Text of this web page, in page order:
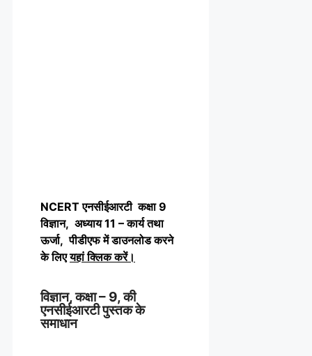
NCERT एनसीईआरटी कक्षा 9
विज्ञान, अध्याय 11 – कार्य तथा
ऊर्जा, पीडीएफ में डाउनलोड करने
के लिएयहां क्लिक करें।
विज्ञान, कक्षा – 9, की
एनसीईआरटी पुस्तक के
समाधान